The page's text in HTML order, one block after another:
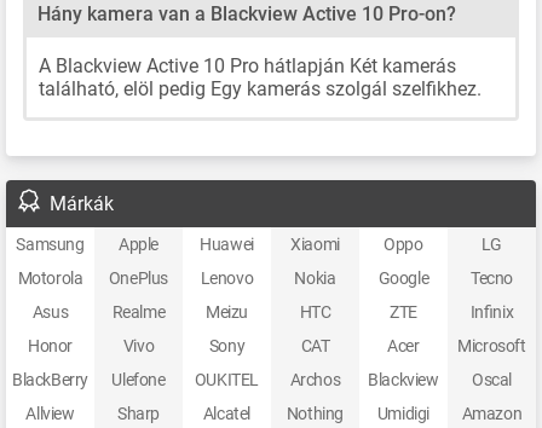
Hány kamera van a Blackview Active 10 Pro-on?
A Blackview Active 10 Pro hátlapján Két kamerás
található, elöl pedig Egy kamerás szolgál szelfikhez.
Márkák
Samsung Apple Huawei Xiaomi Oppo
LG
Motorola
OnePlus Lenovo Nokia Google
Tecno
Asus
Realme Meizu HTC ZTE
Infinix
Honor
Vivo Sony CAT Acer
Microsoft
BlackBerry
Ulefone OUKITEL Archos Blackview
Oscal
Allview
Sharp Alcatel Nothing Umidigi Amazon